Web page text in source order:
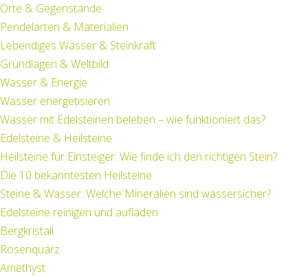
Orte & Gegenstände
Pendelarten & Materialien
Lebendiges Wasser & Steinkraft
Grundlagen & Weltbild
Wasser & Energie
Wasser energetisieren
Wasser mit Edelsteinen beleben – wie funktioniert das?
Edelsteine & Heilsteine
Heilsteine für Einsteiger: Wie finde ich den richtigen Stein?
Die 10 bekanntesten Heilsteine
Steine & Wasser: Welche Mineralien sind wassersicher?
Edelsteine reinigen und aufladen
Bergkristall
Rosenquarz
Amethyst